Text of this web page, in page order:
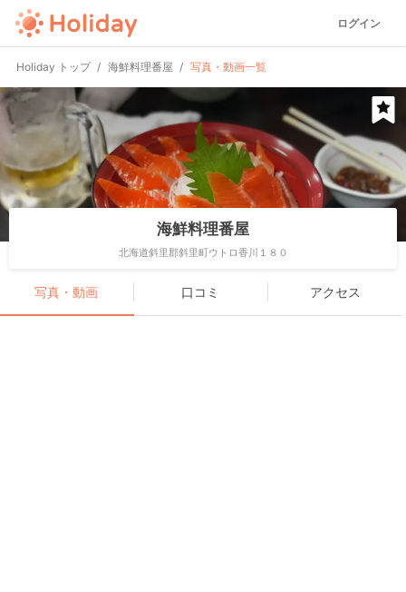
ログイン
Holiday トップ 海鮮料理番屋 写真・動画一覧
海鮮料理番屋
北海道斜里郡斜里町ウトロ香川１８０
写真・動画 口コミ アクセス